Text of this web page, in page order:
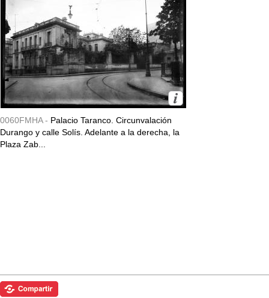
0060FMHA - Palacio Taranco. Circunvalación
Durango y calle Solís. Adelante a la derecha, la
Plaza Zab...